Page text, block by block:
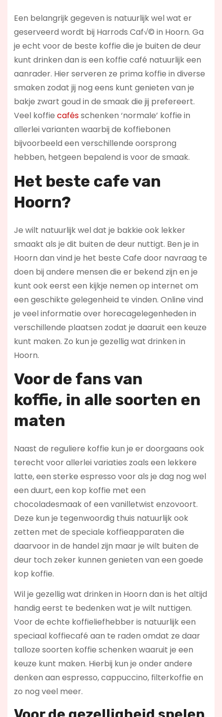
Een belangrijk gegeven is natuurlijk wel wat er
geserveerd wordt bij Harrods Caf√© in Hoorn. Ga
je echt voor de beste koffie die je buiten de deur
kunt drinken dan is een koffie café natuurlijk een
aanrader. Hier serveren ze prima koffie in diverse
smaken zodat jij nog eens kunt genieten van je
bakje zwart goud in de smaak die jij prefereert.
Veel koffie cafésschenken ‘normale’ koffie in
allerlei varianten waarbij de koffiebonen
bijvoorbeeld een verschillende oorsprong
hebben, hetgeen bepalend is voor de smaak.
Het beste cafe van
Hoorn?
Je wilt natuurlijk wel dat je bakkie ook lekker
smaakt als je dit buiten de deur nuttigt. Ben je in
Hoorn dan vind je het beste Cafe door navraag te
doen bij andere mensen die er bekend zijn en je
kunt ook eerst een kijkje nemen op internet om
een geschikte gelegenheid te vinden. Online vind
je veel informatie over horecagelegenheden in
verschillende plaatsen zodat je daaruit een keuze
kunt maken. Zo kun je gezellig wat drinken in
Hoorn.
Voor de fans van
koffie, in alle soorten en
maten
Naast de reguliere koffie kun je er doorgaans ook
terecht voor allerlei variaties zoals een lekkere
latte, een sterke espresso voor als je dag nog wel
een duurt, een kop koffie met een
chocoladesmaak of een vanilletwist enzovoort.
Deze kun je tegenwoordig thuis natuurlijk ook
zetten met de speciale koffieapparaten die
daarvoor in de handel zijn maar je wilt buiten de
deur toch zeker kunnen genieten van een goede
kop koffie.
Wil je gezellig wat drinken in Hoorn dan is het altijd
handig eerst te bedenken wat je wilt nuttigen.
Voor de echte koffieliefhebber is natuurlijk een
speciaal koffiecafé aan te raden omdat ze daar
talloze soorten koffie schenken waaruit je een
keuze kunt maken. Hierbij kun je onder andere
denken aan espresso, cappuccino, filterkoffie en
zo nog veel meer.